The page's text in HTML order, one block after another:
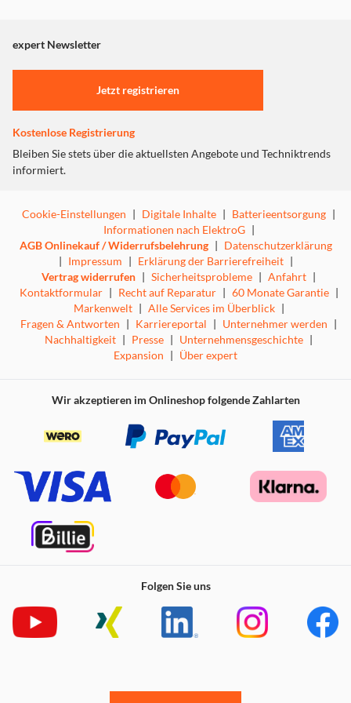
"Marketing".
Einstellungen anpassen
expert Newsletter
Jetzt registrieren
Kostenlose Registrierung
Bleiben Sie stets über die aktuellsten Angebote und Techniktrends
informiert.
Cookie-Einstellungen | Digitale Inhalte | Batterieentsorgung |
Informationen nach ElektroG |
AGB Onlinekauf / Widerrufsbelehrung | Datenschutzerklärung
| Impressum | Erklärung der Barrierefreiheit |
Vertrag widerrufen | Sicherheitsprobleme | Anfahrt |
Kontaktformular | Recht auf Reparatur | 60 Monate Garantie |
Markenwelt | Alle Services im Überblick |
Fragen & Antworten | Karriereportal | Unternehmer werden |
Nachhaltigkeit | Presse | Unternehmensgeschichte |
Expansion | Über expert
Wir akzeptieren im Onlineshop folgende Zahlarten
Folgen Sie uns